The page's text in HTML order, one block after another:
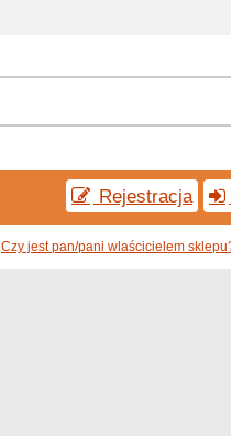
Rejestracja
Czy jest pan/pani wlaścicielem